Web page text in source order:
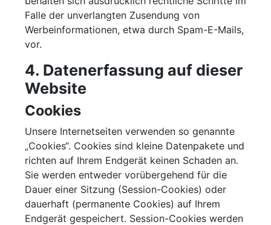
Falle der unverlangten Zusendung von
Werbeinformationen, etwa durch Spam-E-Mails,
vor.
4. Datenerfassung auf dieser
Website
Cookies
Unsere Internetseiten verwenden so genannte
„Cookies“. Cookies sind kleine Datenpakete und
richten auf Ihrem Endgerät keinen Schaden an.
Sie werden entweder vorübergehend für die
Dauer einer Sitzung (Session-Cookies) oder
dauerhaft (permanente Cookies) auf Ihrem
Endgerät gespeichert. Session-Cookies werden